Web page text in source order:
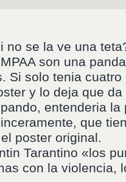
no se la ve una
son una
Si solo tenia
y lo deja que
entenderia
que
poster original.
Tarantino «los
con la violencia,